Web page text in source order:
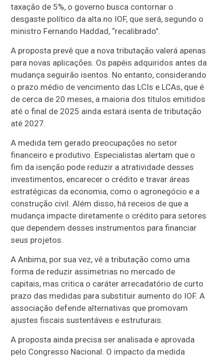
taxação de 5%, o governo busca contornar o
desgaste político da alta no IOF, que será, segundo o
ministro Fernando Haddad, “recalibrado”.
A proposta prevê que a nova tributação valerá apenas
para novas aplicações. Os papéis adquiridos antes da
mudança seguirão isentos. No entanto, considerando
o prazo médio de vencimento das LCIs e LCAs, que é
de cerca de 20 meses, a maioria dos títulos emitidos
até o final de 2025 ainda estará isenta de tributação
até 2027.
A medida tem gerado preocupações no setor
financeiro e produtivo. Especialistas alertam que o
fim da isenção pode reduzir a atratividade desses
investimentos, encarecer o crédito e travar áreas
estratégicas da economia, como o agronegócio e a
construção civil. Além disso, há receios de que a
mudança impacte diretamente o crédito para setores
que dependem desses instrumentos para financiar
seus projetos.
A Anbima, por sua vez, vê a tributação como uma
forma de reduzir assimetrias no mercado de
capitais, mas critica o caráter arrecadatório de curto
prazo das medidas para substituir aumento do IOF. A
associação defende alternativas que promovam
ajustes fiscais sustentáveis e estruturais.
A proposta ainda precisa ser analisada e aprovada
pelo Congresso Nacional. O impacto da medida